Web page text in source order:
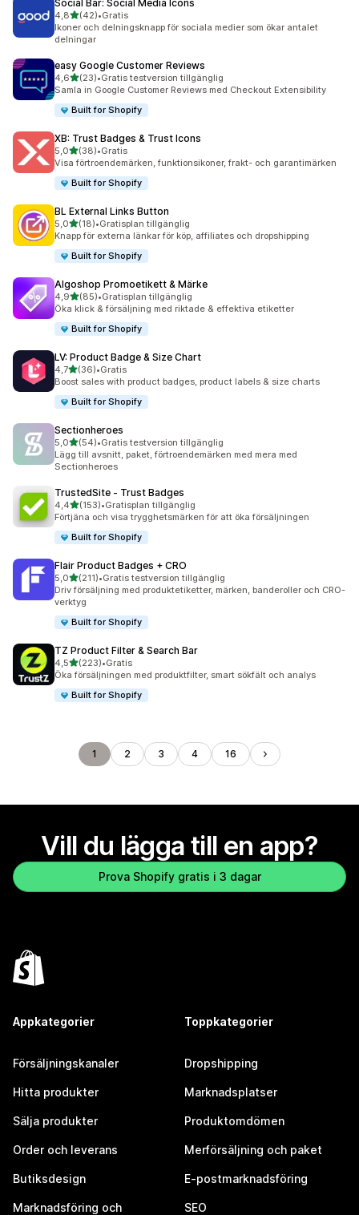
Social Bar: Social Media Icons
4,8av 5 stjärnor
(42)
42 recensioner totalt
•Gratis
Ikoner och delningsknapp för sociala medier som ökar antalet
delningar
easy Google Customer Reviews
4,6av 5 stjärnor
(23)
23 recensioner totalt
•Gratis testversion tillgänglig
Samla in Google Customer Reviews med Checkout Extensibility
Built for Shopify
XB: Trust Badges & Trust Icons
5,0av 5 stjärnor
(38)
38 recensioner totalt
•Gratis
Visa förtroendemärken, funktionsikoner, frakt- och garantimärken
Built for Shopify
BL External Links Button
5,0av 5 stjärnor
(18)
18 recensioner totalt
•Gratisplan tillgänglig
Knapp för externa länkar för köp, affiliates och dropshipping
Built for Shopify
Algoshop Promoetikett & Märke
4,9av 5 stjärnor
(85)
85 recensioner totalt
•Gratisplan tillgänglig
Öka klick & försäljning med riktade & effektiva etiketter
Built for Shopify
LV: Product Badge & Size Chart
4,7av 5 stjärnor
(36)
36 recensioner totalt
•Gratis
Boost sales with product badges, product labels & size charts
Built for Shopify
Sectionheroes
5,0av 5 stjärnor
(54)
54 recensioner totalt
•Gratis testversion tillgänglig
Lägg till avsnitt, paket, förtroendemärken med mera med
Sectionheroes
TrustedSite ‑ Trust Badges
4,4av 5 stjärnor
(153)
153 recensioner totalt
•Gratisplan tillgänglig
Förtjäna och visa trygghetsmärken för att öka försäljningen
Built for Shopify
Flair Product Badges + CRO
5,0av 5 stjärnor
(211)
211 recensioner totalt
•Gratis testversion tillgänglig
Driv försäljning med produktetiketter, märken, banderoller och CRO-
verktyg
Built for Shopify
TZ Product Filter & Search Bar
4,5av 5 stjärnor
(223)
223 recensioner totalt
•Gratis
Öka försäljningen med produktfilter, smart sökfält och analys
Built for Shopify
1 2 3 4 16
Vill du lägga till en app?
Prova Shopify gratis i 3 dagar
Appkategorier
Försäljningskanaler
Hitta produkter
Sälja produkter
Order och leverans
Butiksdesign
Marknadsföring och
Toppkategorier
Dropshipping
Marknadsplatser
Produktomdömen
Merförsäljning och paket
E-postmarknadsföring
SEO